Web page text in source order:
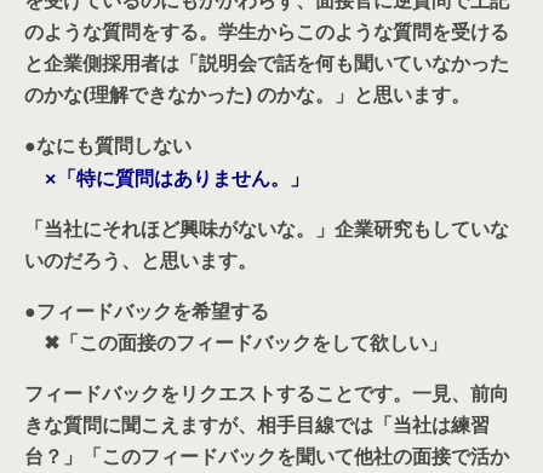
のような質問をする。学生からこのような質問を受ける
と企業側採用者は「説明会で話を何も聞いていなかった
のかな(理解できなかった) のかな。」と思います。
●なにも質問しない
× 「特に質問はありません。」
「当社にそれほど興味がないな。」企業研究もしていな
いのだろう、と思います。
●フィードバックを希望する
✖ 「この面接のフィードバックをして欲しい」
フィードバックをリクエストすることです。一見、前向
きな質問に聞こえますが、相手目線では「当社は練習
台？」「このフィードバックを聞いて他社の面接で活か